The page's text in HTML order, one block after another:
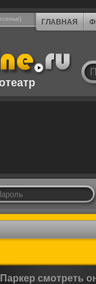
ГЛАВНАЯ
Паркер смотреть